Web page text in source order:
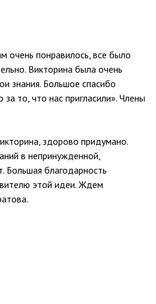
очень понравилось, все было
Викторина была очень
знания. Большое спасибо
за то, что нас пригласили». Члены
здорово придумано.
в непринужденной,
Большая благодарность
этой идеи. Ждем